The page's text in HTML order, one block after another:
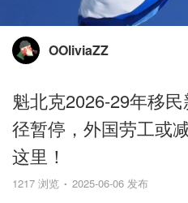
OOliviaZZ
魁北克2026-29年移
径暂停，外国劳工或
这里！
1217 浏览 2025-06-06 发布